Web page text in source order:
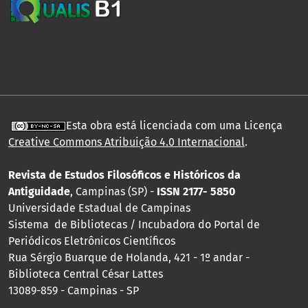
Esta obra está licenciada com uma Licença
Creative Commons Atribuição 4.0 Internacional.
Revista de Estudos Filosóficos e Históricos da
Antiguidade, Campinas (SP) - ISSN 2177- 5850
Universidade Estadual de Campinas
Sistema de Bibliotecas / Incubadora do Portal de
Periódicos Eletrônicos Científicos
Rua Sérgio Buarque de Holanda, 421 - 1º andar -
Biblioteca Central César Lattes
13089-859 - Campinas - SP